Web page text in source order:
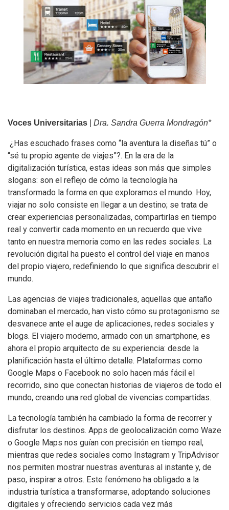
Voces Universitarias Dra. Sandra Guerra Mondragón*
¿Has escuchado frases como “la aventura la diseñas tú” o
“sé tu propio agente de viajes”?. En la era de la
digitalización turística, estas ideas son más que simples
slogans: son el reflejo de cómo la tecnología ha
transformado la forma en que exploramos el mundo. Hoy,
viajar no solo consiste en llegar a un destino; se trata de
crear experiencias personalizadas, compartirlas en tiempo
real y convertir cada momento en un recuerdo que vive
tanto en nuestra memoria como en las redes sociales. La
revolución digital ha puesto el control del viaje en manos
del propio viajero, redefiniendo lo que significa descubrir el
mundo.
Las agencias de viajes tradicionales, aquellas que antaño
dominaban el mercado, han visto cómo su protagonismo se
desvanece ante el auge de aplicaciones, redes sociales y
blogs. El viajero moderno, armado con un smartphone, es
ahora el propio arquitecto de su experiencia: desde la
planificación hasta el último detalle. Plataformas como
Google Maps o Facebook no solo hacen más fácil el
recorrido, sino que conectan historias de viajeros de todo el
mundo, creando una red global de vivencias compartidas.
La tecnología también ha cambiado la forma de recorrer y
disfrutar los destinos. Apps de geolocalización como Waze
o Google Maps nos guían con precisión en tiempo real,
mientras que redes sociales como Instagram y TripAdvisor
nos permiten mostrar nuestras aventuras al instante y, de
paso, inspirar a otros. Este fenómeno ha obligado a la
industria turística a transformarse, adoptando soluciones
digitales y ofreciendo servicios cada vez más